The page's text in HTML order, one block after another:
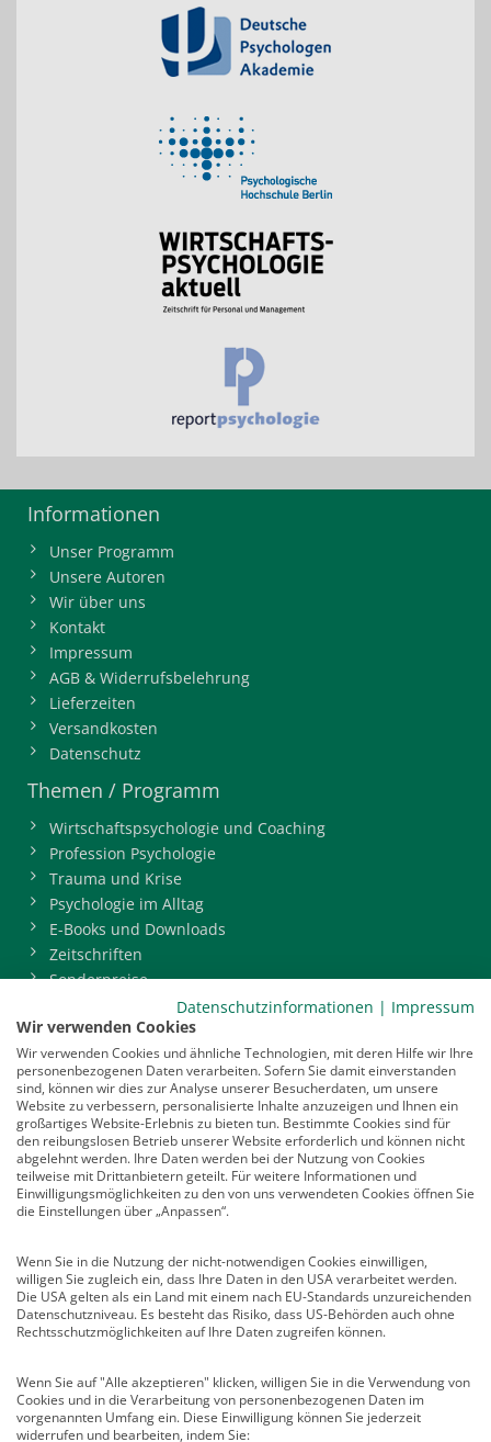
Informationen
Unser Programm
Unsere Autoren
Wir über uns
Kontakt
Impressum
AGB & Widerrufsbelehrung
Lieferzeiten
Versandkosten
Datenschutz
Themen / Programm
Wirtschaftspsychologie und Coaching
Profession Psychologie
Trauma und Krise
Psychologie im Alltag
E-Books und Downloads
Zeitschriften
Sonderpreise
BDP-Mitgliederbereich
Service
Newsletter
Mediadaten
Infocenter
Veranstaltungen
Nachrichten
Abo kündigen
Vertrag widerrufen
Kontakt
Am Köllnischen Park 2
10179 Berlin
E-Mail:verlag@psychologenverlag.de
Datenschutzinformationen | Impressum
Wir verwenden Cookies
Wir verwenden Cookies und ähnliche Technologien, mit deren Hilfe wir Ihre
personenbezogenen Daten verarbeiten. Sofern Sie damit einverstanden
sind, können wir dies zur Analyse unserer Besucherdaten, um unsere
Website zu verbessern, personalisierte Inhalte anzuzeigen und Ihnen ein
großartiges Website-Erlebnis zu bieten tun. Bestimmte Cookies sind für
den reibungslosen Betrieb unserer Website erforderlich und können nicht
abgelehnt werden. Ihre Daten werden bei der Nutzung von Cookies
teilweise mit Drittanbietern geteilt. Für weitere Informationen und
Einwilligungsmöglichkeiten zu den von uns verwendeten Cookies öffnen Sie
die Einstellungen über „Anpassen“.
Wenn Sie in die Nutzung der nicht-notwendigen Cookies einwilligen,
willigen Sie zugleich ein, dass Ihre Daten in den USA verarbeitet werden.
Die USA gelten als ein Land mit einem nach EU-Standards unzureichenden
Datenschutzniveau. Es besteht das Risiko, dass US-Behörden auch ohne
Rechtsschutzmöglichkeiten auf Ihre Daten zugreifen können.
Wenn Sie auf "Alle akzeptieren" klicken, willigen Sie in die Verwendung von
Cookies und in die Verarbeitung von personenbezogenen Daten im
vorgenannten Umfang ein. Diese Einwilligung können Sie jederzeit
widerrufen und bearbeiten, indem Sie: